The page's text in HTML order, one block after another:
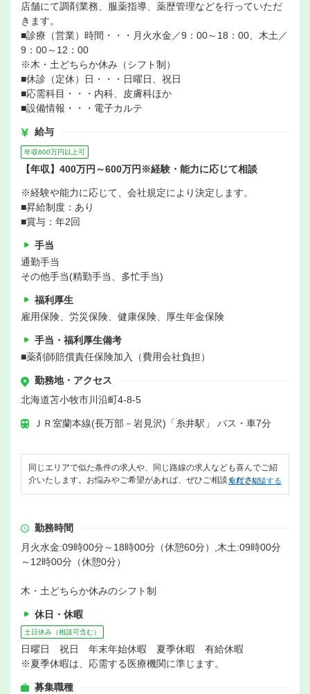
店舗にて調剤業務、服薬指導、薬歴管理などを行っていただ
きます。
■診療（営業）時間・・・月火水金／9：00～18：00、木土／
9：00～12：00
※木・土どちらか休み（シフト制）
■休診（定休）日・・・日曜日、祝日
■応需科目・・・内科、皮膚科ほか
■設備情報・・・電子カルテ
給与
年収600万円以上可
【年収】400万円～600万円※経験・能力に応じて相談
※経験や能力に応じて、会社規定により決定します。
■昇給制度：あり
■賞与：年2回
手当
通勤手当
その他手当(精勤手当、多忙手当)
福利厚生
雇用保険、労災保険、健康保険、厚生年金保険
手当・福利厚生備考
■薬剤師賠償責任保険加入（費用会社負担）
勤務地・アクセス
北海道苫小牧市川沿町4-8-5
ＪＲ室蘭本線(長万部－岩見沢)「糸井駅」 バス・車7分
同じエリアで似た条件の求人や、同じ路線の求人なども喜んでご紹
介いたします。お悩みやご希望があれば、ぜひご相談ください。
無料で相談する
勤務時間
月火水金:09時00分～18時00分（休憩60分）,木土:09時00分
～12時00分（休憩0分）
木・土どちらか休みのシフト制
休日・休暇
土日休み（相談可含む）
日曜日 祝日 年末年始休暇 夏季休暇 有給休暇
※夏季休暇は、応需する医療機関に準じます。
募集職種